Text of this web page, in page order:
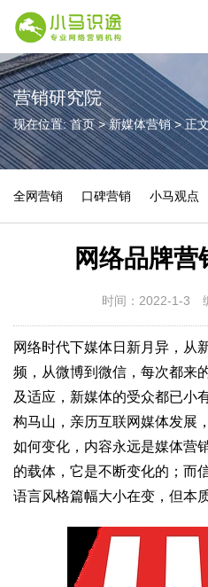
营销研究院
现在位置:首页>新媒体营销>正
全网营销 口碑营销 小马观点
网络品牌营
时间：2022-1-3
网络时代下媒体日新月异，从
频，从微博到微信，每次都来
及适应，新媒体的受众都已小
构马山，亲历互联网媒体发展
如何变化，内容永远是媒体营
的载体，它是不断变化的；而
语言风格篇幅大小在变，但本